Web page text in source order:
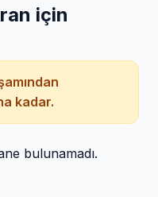
için
kadar.
bulunamadı.